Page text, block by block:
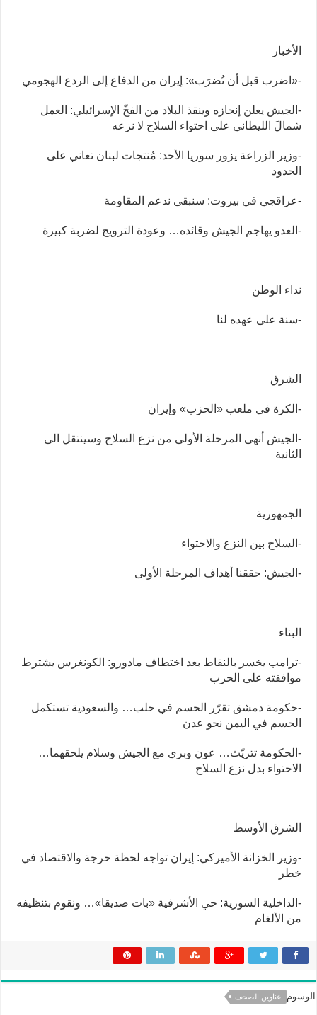
الأخبار
-«اضرب قبل أن تُضرَب»: إيران من الدفاع إلى الردع الهجومي
-الجيش يعلن إنجازه وينقذ البلاد من الفخّ الإسرائيلي: العمل
شمالَ الليطاني على احتواء السلاح لا نزعه
-وزير الزراعة يزور سوريا الأحد: مُنتجات لبنان تعاني على
الحدود
-عراقجي في بيروت: سنبقى ندعم المقاومة
-العدو يهاجم الجيش وقائده… وعودة الترويج لضربة كبيرة
نداء الوطن
-سنة على عهده لنا
الشرق
-الكرة في ملعب «الحزب» وإيران
-الجيش أنهى المرحلة الأولى من نزع السلاح وسينتقل الى
الثانية
الجمهورية
-السلاح بين النزع والاحتواء
-الجيش: حققنا أهداف المرحلة الأولى
البناء
-ترامب يخسر بالنقاط بعد اختطاف مادورو: الكونغرس يشترط
موافقته على الحرب
-حكومة دمشق تقرّر الحسم في حلب… والسعودية تستكمل
الحسم في اليمن نحو عدن
-الحكومة تتريّث… عون وبري مع الجيش وسلام يلحقهما…
الاحتواء بدل نزع السلاح
الشرق الأوسط
-وزير الخزانة الأميركي: إيران تواجه لحظة حرجة والاقتصاد في
خطر
-الداخلية السورية: حي الأشرفية «بات صديقا»… ونقوم بتنظيفه
من الألغام
الوسوم عناوين الصحف